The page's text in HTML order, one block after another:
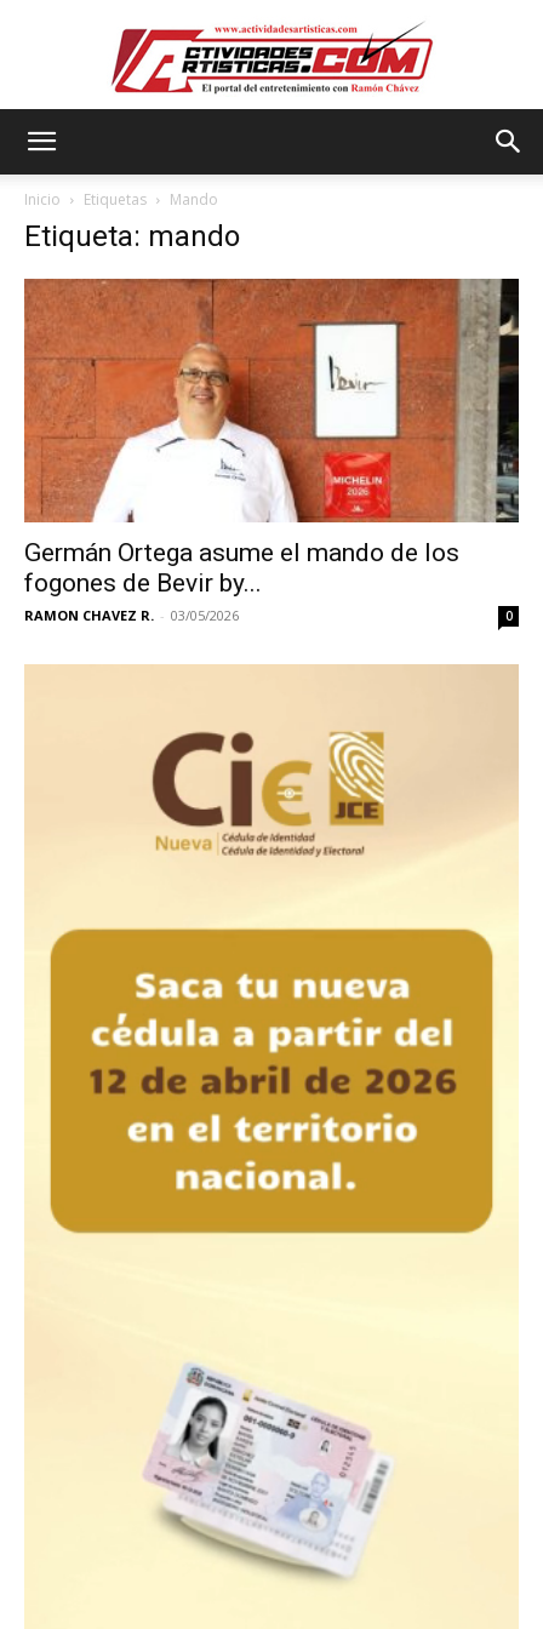
Inicio Etiquetas Mando
Etiqueta: mando
Germán Ortega asume el mando de los
fogones de Bevir by...
RAMON CHAVEZ R. - 03/05/2026 0